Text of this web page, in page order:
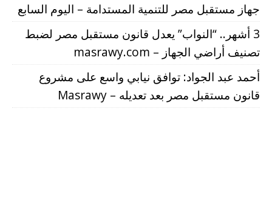
جهاز مستقبل مصر للتنمية المستدامة – اليوم السابع
3 أشهر.. “النواب” يعدل قانون مستقبل مصر لضبط
تصنيف أراضي الجهاز – masrawy.com
أحمد عبد الجواد: توافق نيابي واسع على مشروع
قانون مستقبل مصر بعد تعديله – Masrawy